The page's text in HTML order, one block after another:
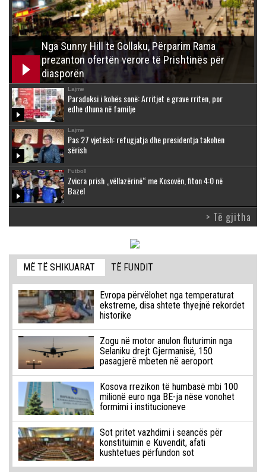
Nga Sunny Hill te Gollaku, Përparim Rama
prezanton ofertën verore të Prishtinës për
diasporën
Lajme
Paradoksi i kohës sonë: Arritjet e grave rriten, por
edhe dhuna në familje
Lajme
Pas 27 vjetësh: refugjatja dhe presidentja takohen
sërish
Futboll
Zvicra prish „vëllazërinë“ me Kosovën, fiton 4:0 në
Bazel
> Të gjitha
MË TË SHIKUARAT TË FUNDIT
Evropa përvëlohet nga temperaturat
ekstreme, disa shtete thyejnë rekordet
historike
Zogu në motor anulon fluturimin nga
Selaniku drejt Gjermanisë, 150
pasagjerë mbeten në aeroport
Kosova rrezikon të humbasë mbi 100
milionë euro nga BE-ja nëse vonohet
formimi i institucioneve
Sot pritet vazhdimi i seancës për
konstituimin e Kuvendit, afati
kushtetues përfundon sot